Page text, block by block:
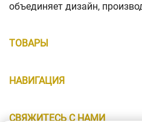
объединяет дизайн,
ТОВАРЫ
НАВИГАЦИЯ
СВЯЖИТЕСЬ С НАМИ